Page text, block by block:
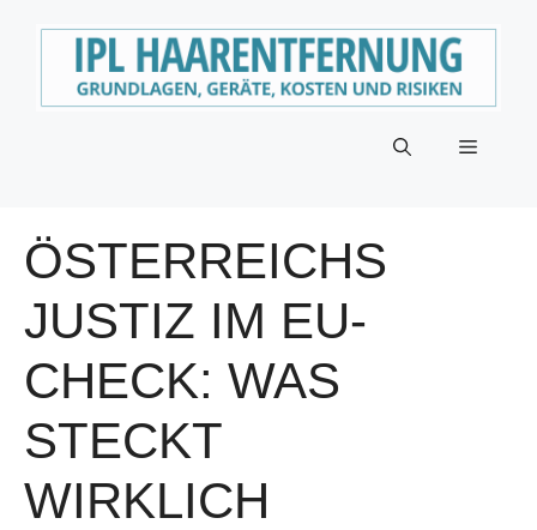
Menü
ÖSTERREICHS
JUSTIZ IM EU-
CHECK: WAS
STECKT
WIRKLICH